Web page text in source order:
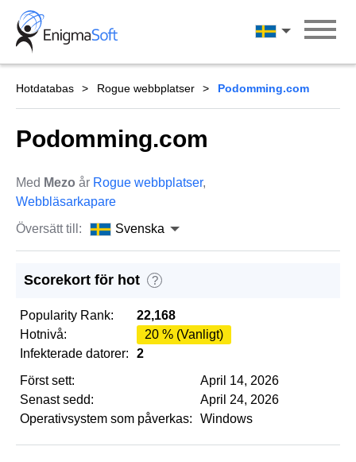
Skip
content
Svenska
Hotdatabas Rogue webbplatser Podomming.com
Podomming.com
Med Mezo år Rogue webbplatser,
Webbläsarkapare
Översätt till:
Svenska
Scorekort för hot ?
Popularity Rank:
22,168
Hotnivå:
20 % (Vanligt)
Infekterade datorer:
2
Först sett:
April 14, 2026
Senast sedd:
April 24, 2026
Operativsystem som påverkas:
Windows